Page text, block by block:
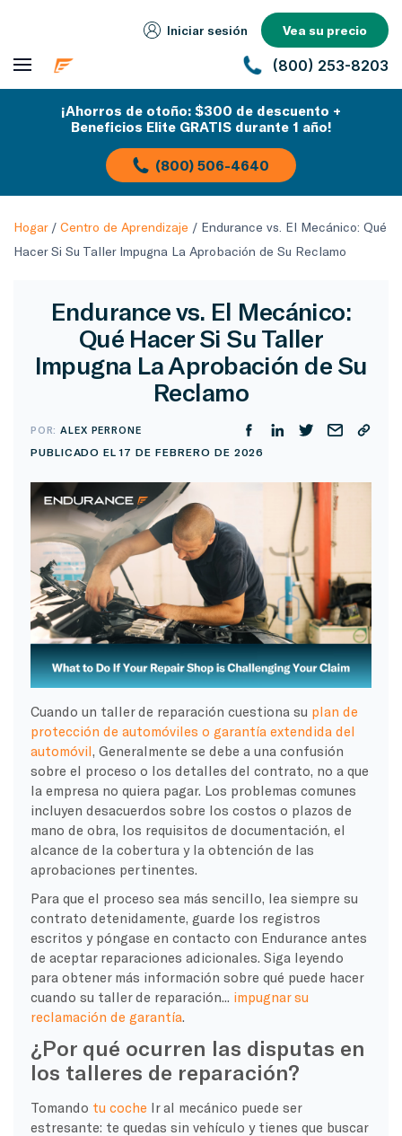
Iniciar sesión Vea su precio
(800) 253-8203
¡Ahorros de otoño: $300 de descuento +
Beneficios Elite GRATIS durante 1 año!
(800) 506-4640
Hogar/ Centro de Aprendizaje / Endurance vs. El Mecánico: Qué
Hacer Si Su Taller Impugna La Aprobación de Su Reclamo
Endurance vs. El Mecánico:
Qué Hacer Si Su Taller
Impugna La Aprobación de Su
Reclamo
POR:ALEX PERRONE
PUBLICADO EL 17 DE FEBRERO DE 2026
Cuando un taller de reparación cuestiona su plan de
protección de automóviles o garantía extendida del
automóvil , Generalmente se debe a una confusión
sobre el proceso o los detalles del contrato, no a que
la empresa no quiera pagar. Los problemas comunes
incluyen desacuerdos sobre los costos o plazos de
mano de obra, los requisitos de documentación, el
alcance de la cobertura y la obtención de las
aprobaciones pertinentes.
Para que el proceso sea más sencillo, lea siempre su
contrato detenidamente, guarde los registros
escritos y póngase en contacto con Endurance antes
de aceptar reparaciones adicionales. Siga leyendo
para obtener más información sobre qué puede hacer
cuando su taller de reparación... impugnar su
reclamación de garantía
¿Por qué ocurren las disputas en
los talleres de reparación?
Tomando tu coche Ir al mecánico puede ser
estresante: te quedas sin vehículo y tienes que buscar